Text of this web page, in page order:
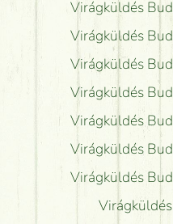
Virágküldés
Virágküldés
Virágküldés
Virágküldés
Virágküldés
Virágküldés
Virágküldés